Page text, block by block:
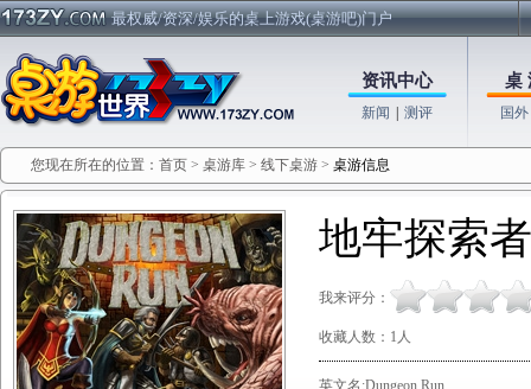
最权威/资深/娱乐的桌上游戏(桌游吧)门户
资讯中心
新闻 测评
桌
国外
您现在所在的位置： 首页 > 桌游库 > 线下桌游 > 桌游信息
地牢探索者
我来评分：
收藏人数： 1人
英文名:Dungeon Run